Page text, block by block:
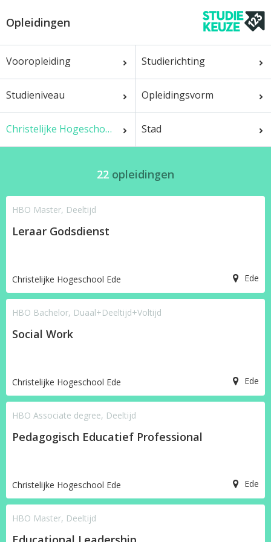
Opleidingen
Vooropleiding Studierichting
Studieniveau Opleidingsvorm
Christelijke Hogeschool Ede Stad
22 opleidingen
HBO Master, Deeltijd
Leraar Godsdienst
Christelijke Hogeschool Ede Ede
HBO Bachelor, Duaal+Deeltijd+Voltijd
Social Work
Christelijke Hogeschool Ede Ede
HBO Associate degree, Deeltijd
Pedagogisch Educatief Professional
Christelijke Hogeschool Ede Ede
HBO Master, Deeltijd